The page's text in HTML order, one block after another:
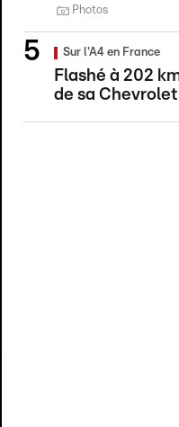
Photos
Sur l'A4 en France
Flashé à 202
de sa